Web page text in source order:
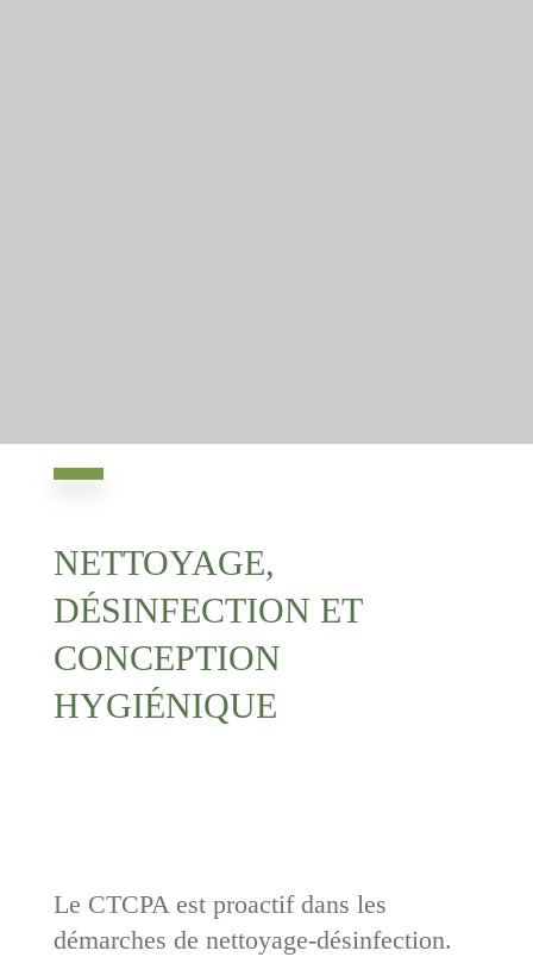
NETTOYAGE,
DÉSINFECTION ET
CONCEPTION
HYGIÉNIQUE
Le CTCPA est proactif dans les
démarches de nettoyage-désinfection.